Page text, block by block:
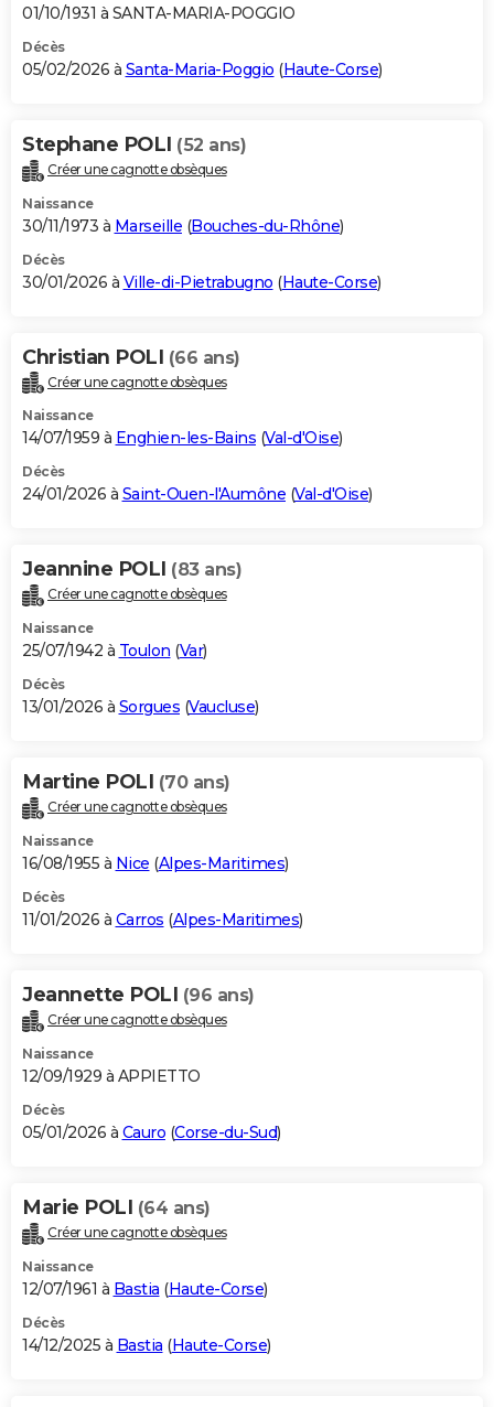
01/10/1931 à SANTA-MARIA-POGGIO
Décès
05/02/2026 à Santa-Maria-Poggio (Haute-Corse)
Stephane POLI (52 ans)
Créer une cagnotte obsèques
Naissance
30/11/1973 à Marseille (Bouches-du-Rhône)
Décès
30/01/2026 à Ville-di-Pietrabugno (Haute-Corse)
Christian POLI (66 ans)
Créer une cagnotte obsèques
Naissance
14/07/1959 à Enghien-les-Bains (Val-d'Oise)
Décès
24/01/2026 à Saint-Ouen-l'Aumône (Val-d'Oise)
Jeannine POLI (83 ans)
Créer une cagnotte obsèques
Naissance
25/07/1942 à Toulon (Var)
Décès
13/01/2026 à Sorgues (Vaucluse)
Martine POLI (70 ans)
Créer une cagnotte obsèques
Naissance
16/08/1955 à Nice (Alpes-Maritimes)
Décès
11/01/2026 à Carros (Alpes-Maritimes)
Jeannette POLI (96 ans)
Créer une cagnotte obsèques
Naissance
12/09/1929 à APPIETTO
Décès
05/01/2026 à Cauro (Corse-du-Sud)
Marie POLI (64 ans)
Créer une cagnotte obsèques
Naissance
12/07/1961 à Bastia (Haute-Corse)
Décès
14/12/2025 à Bastia (Haute-Corse)